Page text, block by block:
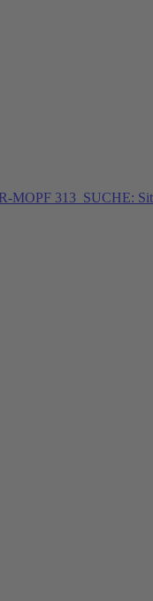
MOPF 313 SUCHE: